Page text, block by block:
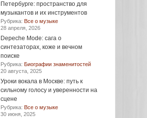
Петербурге: пространство для
музыкантов и их инструментов
Рубрика: Все о музыке
28 апреля, 2026
Depeche Mode: сага о
синтезаторах, коже и вечном
поиске
Рубрика: Биографии знаменитостей
20 августа, 2025
Уроки вокала в Москве: путь к
сильному голосу и уверенности на
сцене
Рубрика: Все о музыке
30 июня, 2025